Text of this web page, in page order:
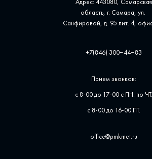
Адрес: 443080, Самарская
область, г. Самара, ул. ​
Санфировой, д. 95 лит. 4,
+7(846) 300‒44‒83
Прием звонков:
с 8-00 до 17-00 с ПН. по ЧТ.
с 8-00 до 16-00 ПТ.
office@pmkmet.ru